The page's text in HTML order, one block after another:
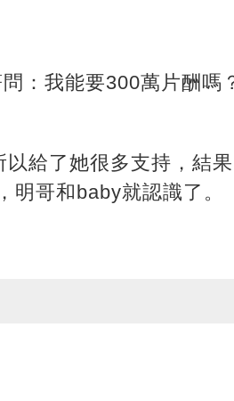
：我能要300萬片酬嗎
給了她很多支持，結
明哥和baby就認識了。